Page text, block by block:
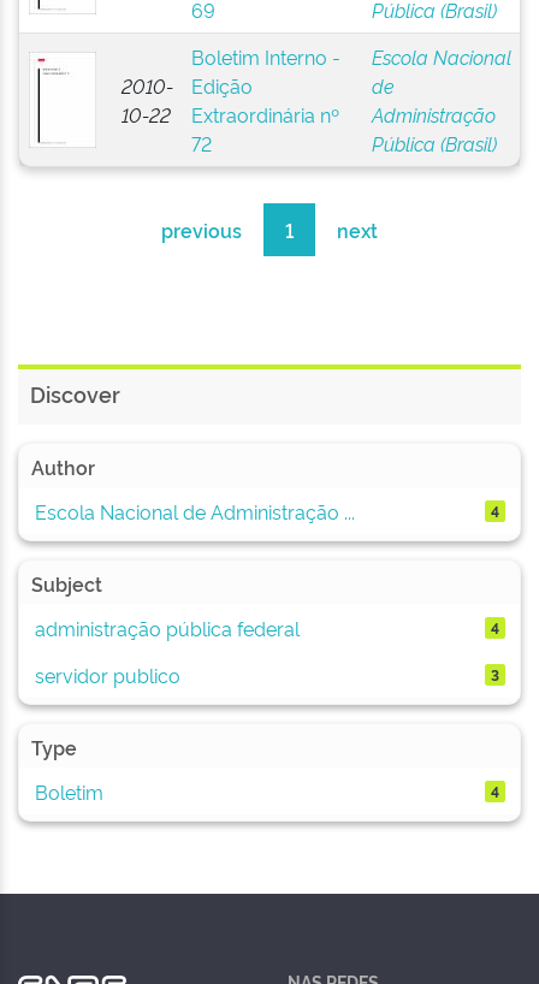
69
Pública (Brasil)
2010-
10-22
Boletim Interno -
Edição
Extraordinária nº
72
Escola Nacional
de
Administração
Pública (Brasil)
previous 1 next
Discover
Author
Escola Nacional de Administração ...
4
Subject
administração pública federal
4
servidor publico 3
Type
Boletim
4